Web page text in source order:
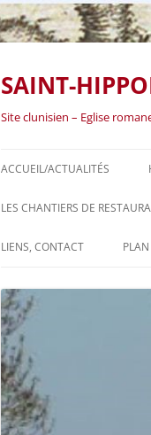
SAINT-
Site clunisien – Eglise
ACCUEIL/ACTUALITÉS
LES CHANTIERS DE
LES CHANTIERS DE
1971 À 1990
LES CHANTIERS DU
PARTIR DE 2003
LIENS, CONTACT PLAN